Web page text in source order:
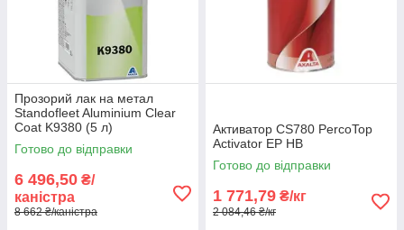
Прозорий лак на метал
Standofleet Aluminium Clear
Coat K9380 (5 л)
Готово до відправки
6 496,50 ₴/
каністра
8 662 ₴/каністра
Активатор CS780 PercoTop
Activator EP HB
Готово до відправки
1 771,79 ₴/кг
2 084,46 ₴/кг